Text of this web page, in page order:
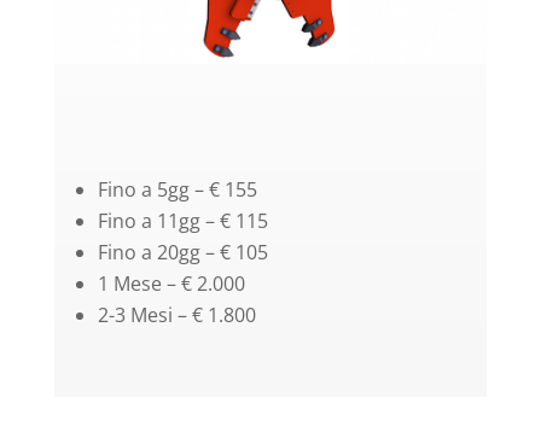
Fino a 5gg – € 155
Fino a 11gg – € 115
Fino a 20gg – € 105
1 Mese – € 2.000
2-3 Mesi – € 1.800